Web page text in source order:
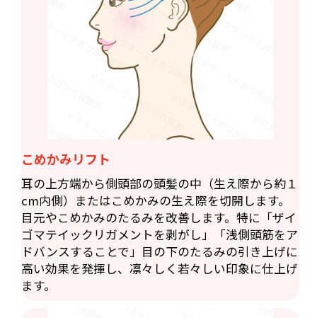
こめかみリフト
耳の上方端から側頭部の頭髪の中（生え際から約１
cm内側）またはこめかみの生え際を切開します。
目元やこめかみのたるみを改善します。特に「ザイ
ゴマテイックリガメントを剥がし」「浅側頭筋をア
ドバンスすることで」目の下のたるみの引き上げに
高い効果を発揮し、凛々しく若々しい印象に仕上げ
ます。